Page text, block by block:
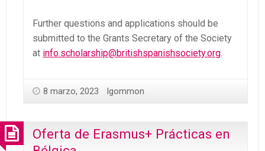
Further questions and applications should be
submitted to the Grants Secretary of the Society
at info.scholarship@britishspanishsociety.org
8 marzo, 2023 lgommon
Oferta de Erasmus+ Prácticas en